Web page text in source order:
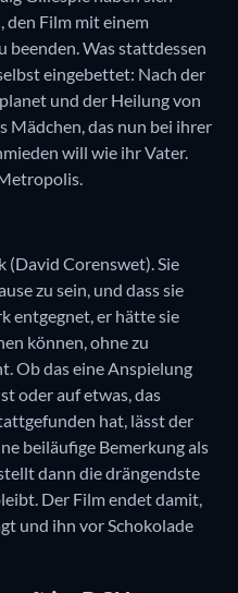
den Film mit einem
beenden. Was stattdessen
eingebettet: Nach der
und der Heilung von
Mädchen, das nun bei ihrer
will wie ihr Vater.
Corenswet). Sie
zu sein, und dass sie
entgegnet, er hätte sie
können, ohne zu
Ob das eine Anspielung
oder auf etwas, das
hat, lässt der
beiläufige Bemerkung als
dann die drängendste
Der Film endet damit,
und ihn vor Schokolade